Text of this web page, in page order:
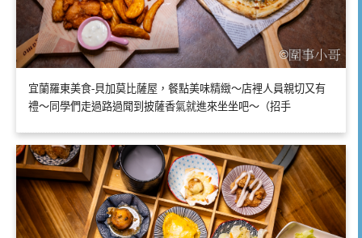
宜蘭羅東美食-貝加莫比薩屋，餐點美味精緻～店裡人員親切又有
禮～同學們走過路過聞到披薩香氣就進來坐坐吧～（招手